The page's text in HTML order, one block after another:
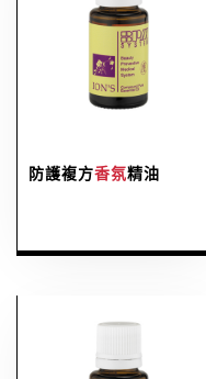
防護複方香氛精油